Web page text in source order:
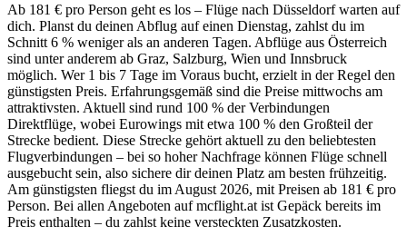
Ab 181 € pro Person geht es los – Flüge nach Düsseldorf warten auf
dich. Planst du deinen Abflug auf einen Dienstag, zahlst du im
Schnitt 6 % weniger als an anderen Tagen. Abflüge aus Österreich
sind unter anderem ab Graz, Salzburg, Wien und Innsbruck
möglich. Wer 1 bis 7 Tage im Voraus bucht, erzielt in der Regel den
günstigsten Preis. Erfahrungsgemäß sind die Preise mittwochs am
attraktivsten. Aktuell sind rund 100 % der Verbindungen
Direktflüge, wobei Eurowings mit etwa 100 % den Großteil der
Strecke bedient. Diese Strecke gehört aktuell zu den beliebtesten
Flugverbindungen – bei so hoher Nachfrage können Flüge schnell
ausgebucht sein, also sichere dir deinen Platz am besten frühzeitig.
Am günstigsten fliegst du im August 2026, mit Preisen ab 181 € pro
Person. Bei allen Angeboten auf mcflight.at ist Gepäck bereits im
Preis enthalten – du zahlst keine versteckten Zusatzkosten.